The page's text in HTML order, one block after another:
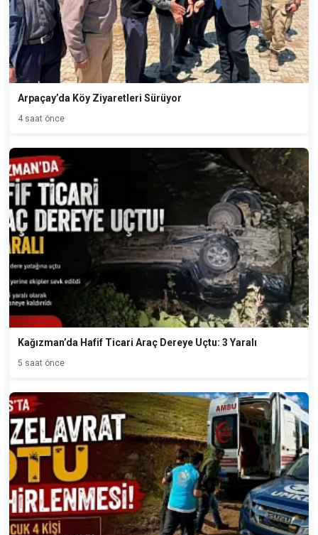
Arpaçay’da Köy Ziyaretleri Sürüyor
4 saat önce
Kağızman’da Hafif Ticari Araç Dereye Uçtu: 3 Yaralı
5 saat önce